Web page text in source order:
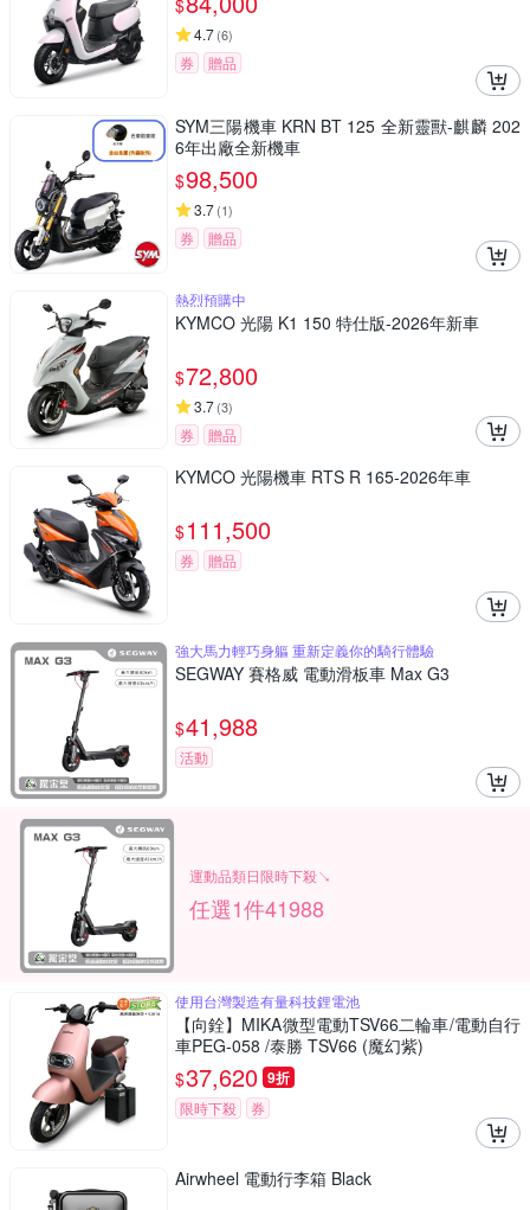
$
4.7(6)
券 贈品
SYM三陽機車 KRN BT 125 全新靈獸-麒麟 202
6年出廠全新機車
$98,500
3.7(1)
券 贈品
熱烈預購中
KYMCO 光陽 K1 150 特仕版-2026年新車
$72,800
3.7(3)
券 贈品
KYMCO 光陽機車 RTS R 165-2026年車
$111,500
券 贈品
強大馬力輕巧身軀 重新定義你的騎行體驗
SEGWAY 賽格威 電動滑板車 Max G3
$41,988
活動
運動品類日限時下殺↘
任選1件41988
使用台灣製造有量科技鋰電池
【向銓】MIKA微型電動TSV66二輪車/電動自行
車PEG-058 /泰勝 TSV66 (魔幻紫)
$37,620 9折
限時下殺 券
Airwheel 電動行李箱 Black